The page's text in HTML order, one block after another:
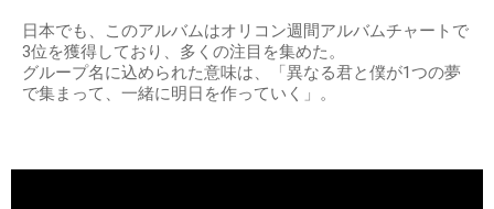
日本でも、このアルバムはオリコン週間アルバムチャートで
3位を獲得しており、多くの注目を集めた。
グループ名に込められた意味は、「異なる君と僕が1つの夢
で集まって、一緒に明日を作っていく」。